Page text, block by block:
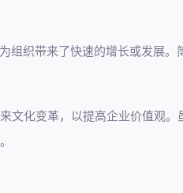
组织带来了快速的增长或发展
文化变革，以提高企业价值观